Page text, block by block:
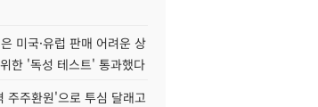
미국·유럽 판매 어려운 상
한 '독성 테스트' 통과했다
주주환원'으로 투심 달래고